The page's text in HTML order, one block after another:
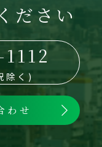
ださい
除く)
わせ